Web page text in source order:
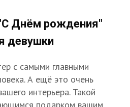
Днём рождения"
девушки
с самыми главными
А ещё это очень
интерьера. Такой
подарком вашим